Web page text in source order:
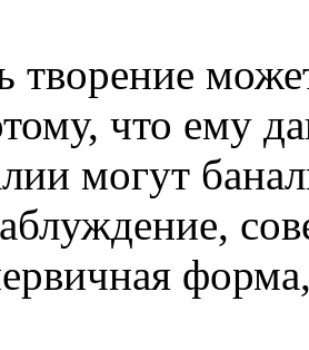
творение
что ему
могут